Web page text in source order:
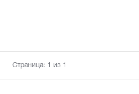
Страница: 1 из 1